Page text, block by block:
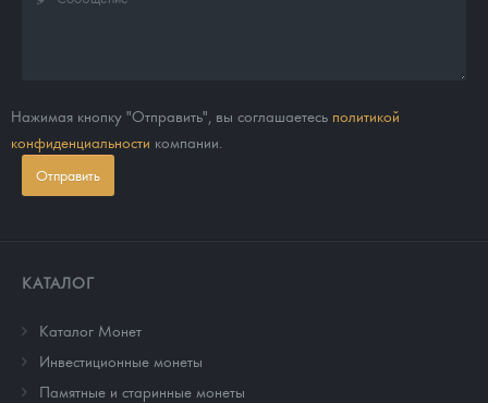
Нажимая кнопку "Отправить", вы соглашаетесь политикой
конфиденциальности компании.
Отправить
КАТАЛОГ
Каталог Монет
Инвестиционные монеты
Памятные и старинные монеты